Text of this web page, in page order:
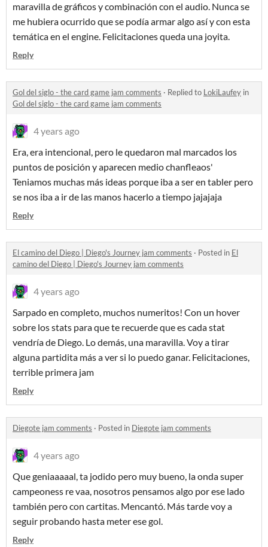
maravilla de gráficos y combinación con el audio. Nunca se
me hubiera ocurrido que se podía armar algo así y con esta
temática en el engine. Felicitaciones queda una joyita.
Reply
Gol del siglo - the card game jam comments · Replied to LokiLaufey in
Gol del siglo - the card game jam comments
4 years ago
Era, era intencional, pero le quedaron mal marcados los
puntos de posición y aparecen medio chanfleaos'
Teniamos muchas más ideas porque iba a ser en tabler pero
se nos iba a ir de las manos hacerlo a tiempo jajajaja
Reply
El camino del Diego | Diego's Journey jam comments · Posted in El
camino del Diego | Diego's Journey jam comments
4 years ago
Sarpado en completo, muchos numeritos! Con un hover
sobre los stats para que te recuerde que es cada stat
vendría de Diego. Lo demás, una maravilla. Voy a tirar
alguna partidita más a ver si lo puedo ganar. Felicitaciones,
terrible primera jam
Reply
Diegote jam comments · Posted in Diegote jam comments
4 years ago
Que geniaaaaal, ta jodido pero muy bueno, la onda super
campeoness re vaa, nosotros pensamos algo por ese lado
también pero con cartitas. Mencantó. Más tarde voy a
seguir probando hasta meter ese gol.
Reply